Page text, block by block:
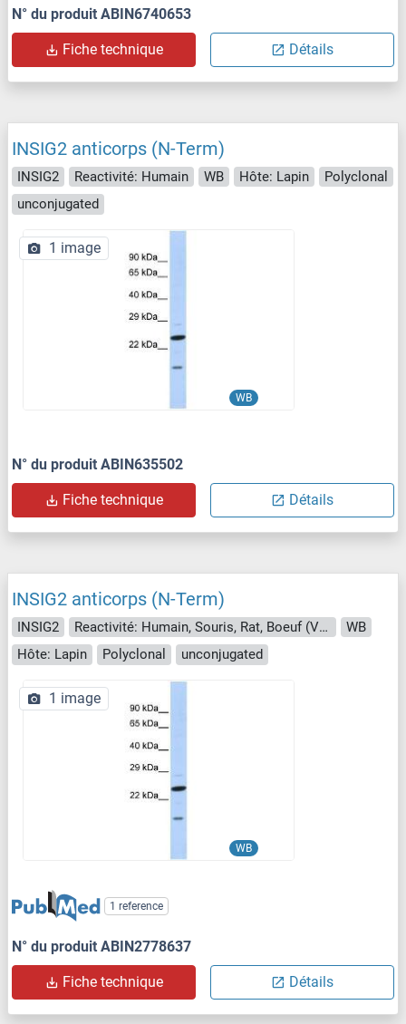
N° du produit ABIN6740653
Fiche technique Détails
INSIG2 anticorps (N-Term)
INSIG2 Reactivité: Humain WB Hôte: Lapin
Polyclonal
unconjugated
WB
1 image
N° du produit ABIN635502
Fiche technique Détails
INSIG2 anticorps (N-Term)
INSIG2 Reactivité: Humain, Souris, Rat, Boeuf (Vache), Chévre, Cheval, Lapin, Chien, Porc, Mouton
WB
Hôte: Lapin
Polyclonal unconjugated
WB
1 image
1 reference
N° du produit ABIN2778637
Fiche technique Détails